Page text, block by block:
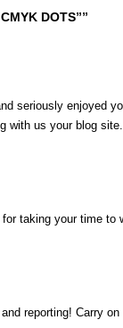
DOTS””
seriously enjoyed
with us your blog site.
taking your time to
reporting! Carry